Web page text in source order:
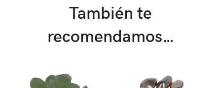
También te
recomendamos…